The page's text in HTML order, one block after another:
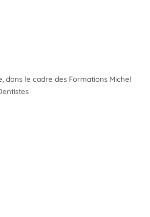
dans le cadre des Formations Michel